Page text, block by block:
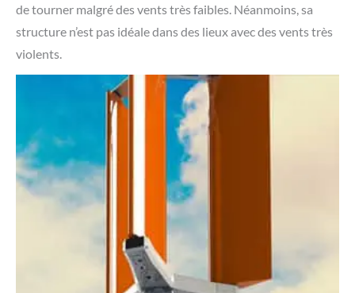
de tourner malgré des vents très faibles. Néanmoins, sa
structure n’est pas idéale dans des lieux avec des vents très
violents.